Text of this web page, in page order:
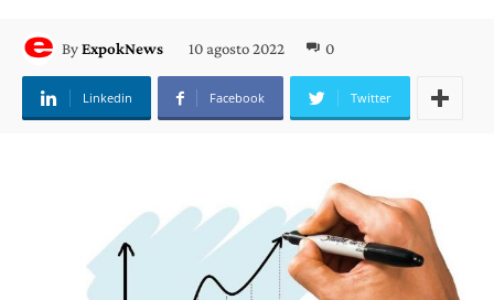
ByExpokNews 10 agosto 2022 0
Linkedin Facebook Twitter